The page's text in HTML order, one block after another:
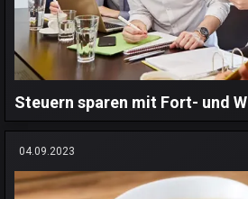
Steuern sparen mit Fort- und
04.09.2023